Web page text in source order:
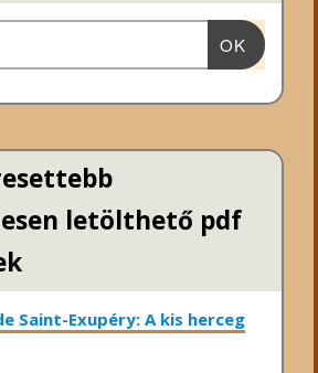
OK
letölthető pdf
Saint-Exupéry: A kis herceg